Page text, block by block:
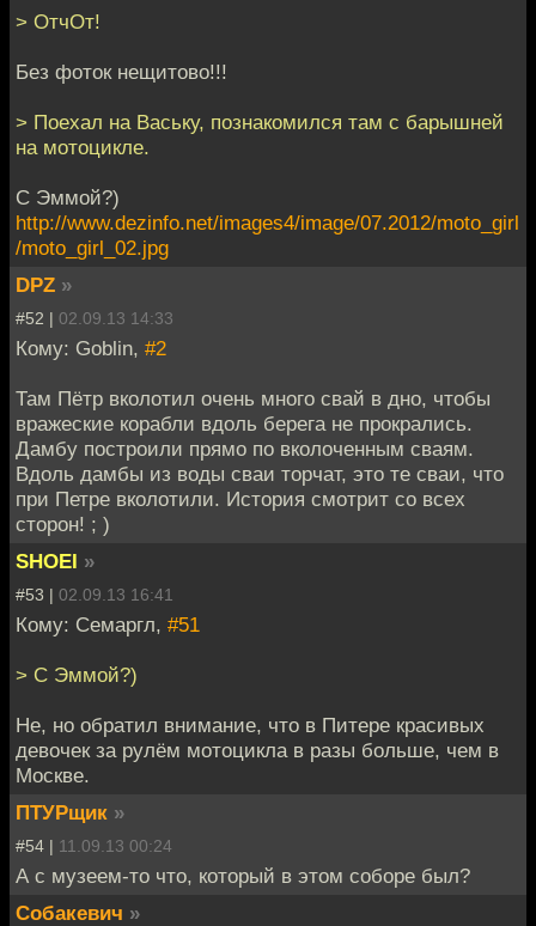
> ОтчОт!
Без фоток нещитово!!!
> Поехал на Ваську, познакомился там с барышней
на мотоцикле.
С Эммой?)
http://www.dezinfo.net/images4/image/07.2012/moto_girl
/moto_girl_02.jpg
DPZ »
#52 | 02.09.13 14:33
Кому: Goblin, #2
Там Пётр вколотил очень много свай в дно, чтобы
вражеские корабли вдоль берега не прокрались.
Дамбу построили прямо по вколоченным сваям.
Вдоль дамбы из воды сваи торчат, это те сваи, что
при Петре вколотили. История смотрит со всех
сторон! ; )
SHOEI »
#53 | 02.09.13 16:41
Кому: Семаргл, #51
> С Эммой?)
Не, но обратил внимание, что в Питере красивых
девочек за рулём мотоцикла в разы больше, чем в
Москве.
ПТУРщик »
#54 | 11.09.13 00:24
А с музеем-то что, который в этом соборе был?
Собакевич »